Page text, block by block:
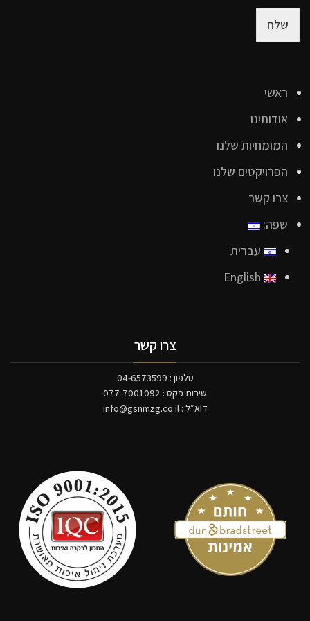
שלח
ראשי
אודותינו
המומחיות שלנו
הפרויקטים שלנו
צרו קשר
שפה:
עברית
צרו קשר
טלפון : 04-6573599
שירות פקס : 077-7001092
דוא״ל :info@gsnmzg.co.il